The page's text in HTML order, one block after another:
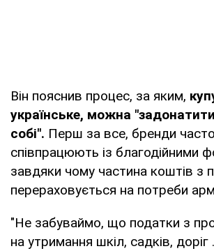
Він пояснив процес, за яким,
українське, можна
собі". Перш за все, бренди часто
співпрацюють із благодійними
завдяки чому частина коштів з
перераховується на потреби
"Не забуваймо, що податки з
на утримання шкіл, садків,